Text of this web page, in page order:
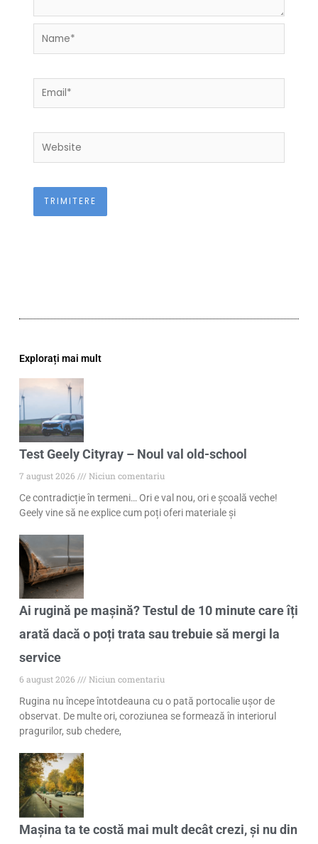
Name*
Email*
Website
Explorați mai mult
Test Geely Cityray – Noul val old-school
7 august 2026
Niciun comentariu
Ce contradicție în termeni… Ori e val nou, ori e școală veche!
Geely vine să ne explice cum poți oferi materiale și
Ai rugină pe mașină? Testul de 10 minute care îți
arată dacă o poți trata sau trebuie să mergi la
service
6 august 2026
Niciun comentariu
Rugina nu începe întotdeauna cu o pată portocalie ușor de
observat. De multe ori, coroziunea se formează în interiorul
pragurilor, sub chedere,
Mașina ta te costă mai mult decât crezi, și nu din